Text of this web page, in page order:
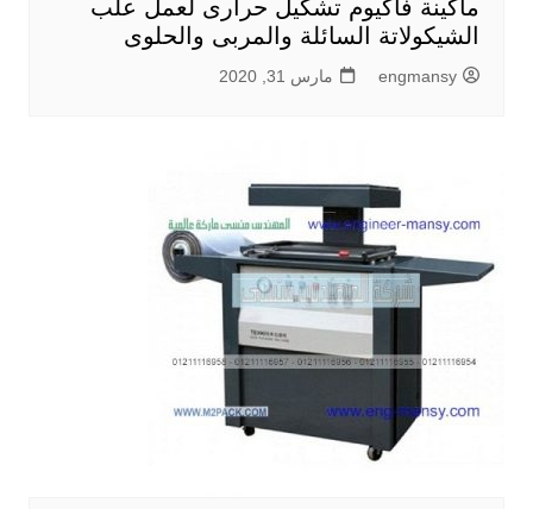
ماكينة فاكيوم تشكيل حرارى لعمل علب
الشيكولاتة السائلة والمربى والحلوى
engmansy مارس 31, 2020